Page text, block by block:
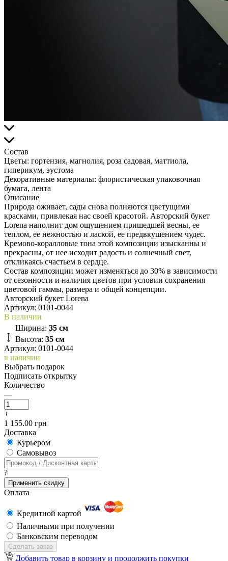
Состав
Цветы: гортензия, магнолия, роза садовая, маттиола,
гиперикум, эустома
Декоративные материалы: флористическая упаковочная
бумага, лента
Описание
Природа оживает, сады снова полняются цветущими
красками, привлекая нас своей красотой. Авторский букет
Lorena наполнит дом ощущением пришедшей весны, ее
теплом, ее нежностью и лаской, ее предвкушением чудес.
Кремово-коралловые тона этой композиции изысканны и
прекрасны, от нее исходит радость и солнечный свет,
откликаясь счастьем в сердце.
Состав композиции может изменяться до 30% в зависимости
от сезонности и наличия цветов при условии сохранения
цветовой гаммы, размера и общей концепции.
Авторский букет Lorena
Артикул: 0101-0044
В наличии
Ширина: 35 см
Высота: 35 см
Артикул: 0101-0044
в наличии
Выбрать подарок
Подписать открытку
Количество
—
+
1 155.00 грн
Доставка
Курьером
Cамовывоз
?
Применить скидку
Оплата
Кредитной картой
Наличными при получении
Банковским переводом
Сделать заказ
Добавить товар в корзину и продолжить покупки